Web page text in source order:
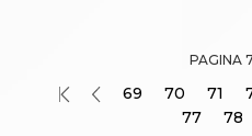
PAGINA
69 70 71
77
78